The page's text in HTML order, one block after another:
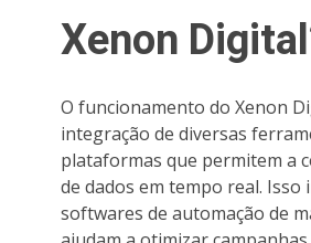
Xenon
O funcionamento do Xenon
integração de diversas
plataformas que permitem a
de dados em tempo real. Isso
softwares de automação de